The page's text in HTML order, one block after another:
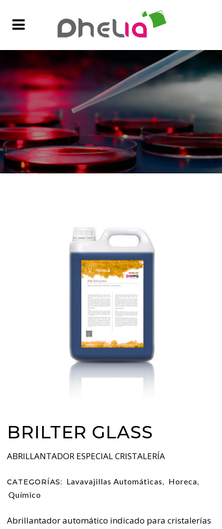
BRILTER GLASS
ABRILLANTADOR ESPECIAL CRISTALERÍA
CATEGORÍAS: Lavavajillas Automáticas, Horeca,
Químico
Abrillantador automático indicado para cristalerías